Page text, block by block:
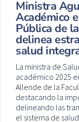
Ministra
Académico
Pública de
delinea
salud
La ministra de
académico 2025
Allende de la
destacando la
delineando las
el sistema de